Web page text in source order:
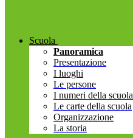
Scuola
Panoramica
Presentazione
I luoghi
Le persone
I numeri della scuola
Le carte della scuola
Organizzazione
La storia